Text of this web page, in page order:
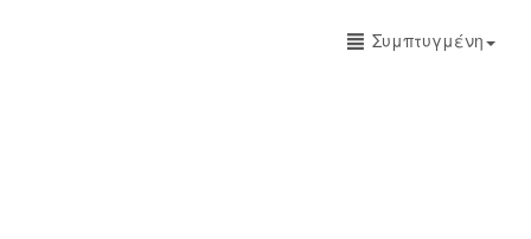
Συμπτυγμένη